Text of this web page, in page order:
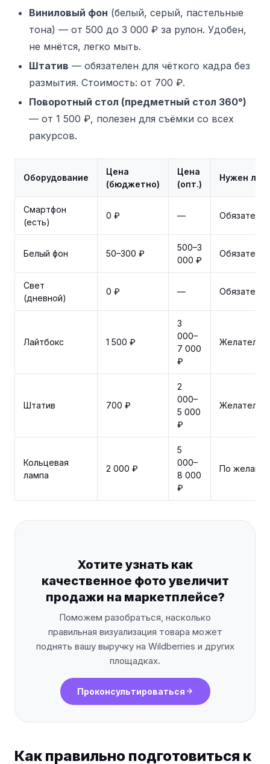
Виниловый фон (белый, серый, пастельные
тона) — от 500 до 3 000 ₽ за рулон. Удобен,
не мнётся, легко мыть.
Штатив — обязателен для чёткого кадра без
размытия. Стоимость: от 700 ₽.
Поворотный стол (предметный стол 360°)
— от 1 500 ₽, полезен для съёмки со всех
ракурсов.
Оборудование
Цена
(бюджетно)
Цена
(опт.)
Нужен ли?
Смартфон
(есть)
0 ₽ —
Белый фон 50–300 ₽
500–3
000 ₽
Свет
(дневной)
0 ₽ —
Лайтбокс 1 500 ₽
3
000–
7 000
₽
Штатив 700 ₽
2
000–
5 000
₽
Кольцевая
лампа
2 000 ₽
5
000–
8 000
₽
По
Хотите узнать как
качественное фото увеличит
продажи на маркетплейсе?
Поможем разобраться, насколько
правильная визуализация товара может
поднять вашу выручку на Wildberries и других
площадках.
Проконсультироваться
Как правильно подготовиться к